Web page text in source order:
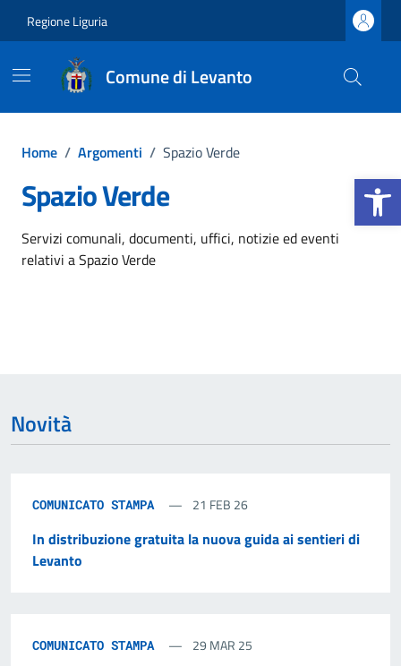
Apri la
Regione Liguria
Comune di Levanto
Home / Argomenti / Spazio Verde
Spazio Verde
Dettagli dell'argomento
Servizi comunali, documenti, uffici, notizie ed eventi
relativi a Spazio Verde
Novità
COMUNICATO STAMPA 21 FEB 26
In distribuzione gratuita la nuova guida ai sentieri di
Levanto
COMUNICATO STAMPA 29 MAR 25